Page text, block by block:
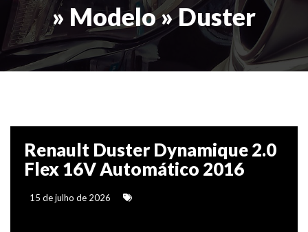
» Modelo » Duster
Renault Duster Dynamique 2.0
Flex 16V Automático 2016
15 de julho de 2026